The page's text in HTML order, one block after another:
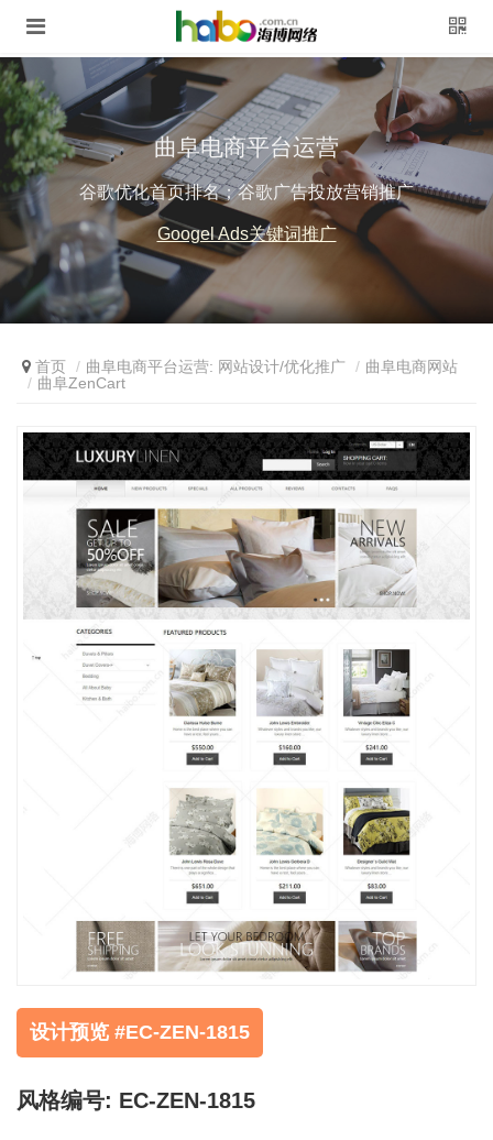
曲阜电商平台运营
谷歌优化首页排名；谷歌广告投放营销推广
Googel Ads关键词推广
首页 曲阜电商平台运营: 网站设计/优化推广
曲阜电商网站
曲阜ZenCart
设计预览 #EC-ZEN-1815
风格编号: EC-ZEN-1815